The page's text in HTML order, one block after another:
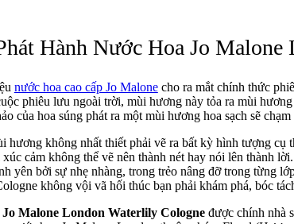
Hành Nước Hoa Jo
nước hoa cao cấp Jo Malonecho ra mắt chính thức
phiêu lưu ngoài trời, mùi hương này tỏa ra mùi
của hoa súng phát ra một mùi hương hoa sạch sẽ
hương không nhất thiết phải vẽ ra bất kỳ hình tượng cụ
cảm không thể vẽ nên thành nét hay nói lên thành
yên bởi sự nhẹ nhàng, trong trẻo nâng đỡ trong từng
không vội vã hối thúc bạn phải khám phá, bóc
Malone London Waterlily Cologneđược chính nhà